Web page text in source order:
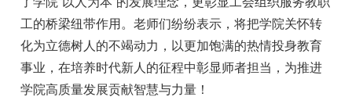
工的桥梁纽带作用。老师们纷纷表示，将把学院关怀转
化为立德树人的不竭动力，以更加饱满的热情投身教育
事业，在培养时代新人的征程中彰显师者担当，为推进
学院高质量发展贡献智慧与力量！